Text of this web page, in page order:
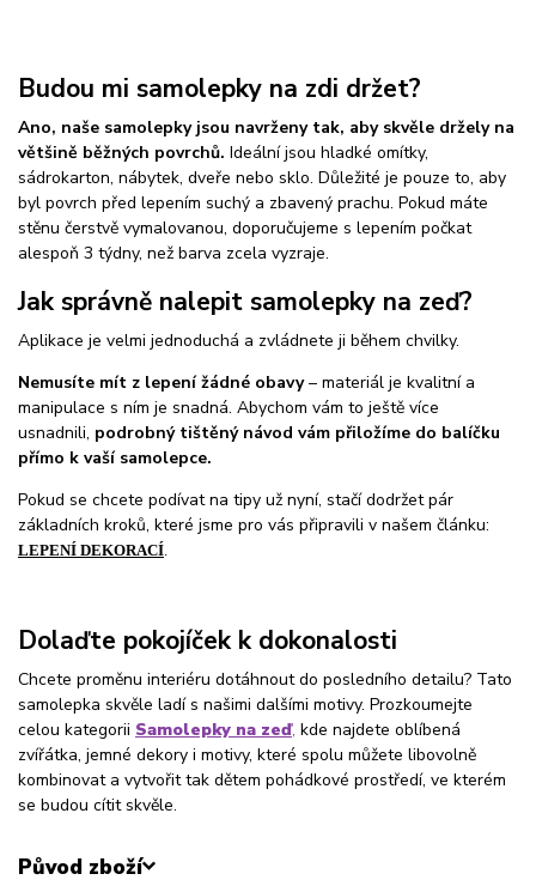
Budou mi samolepky na zdi držet?
Ano, naše samolepky jsou navrženy tak, aby skvěle držely na
většině běžných povrchů. Ideální jsou hladké omítky,
sádrokarton, nábytek, dveře nebo sklo. Důležité je pouze to, aby
byl povrch před lepením suchý a zbavený prachu. Pokud máte
stěnu čerstvě vymalovanou, doporučujeme s lepením počkat
alespoň 3 týdny, než barva zcela vyzraje.
Jak správně nalepit samolepky na zeď?
Aplikace je velmi jednoduchá a zvládnete ji během chvilky.
Nemusíte mít z lepení žádné obavy– materiál je kvalitní a
manipulace s ním je snadná. Abychom vám to ještě více
usnadnili, podrobný tištěný návod vám přiložíme do balíčku
přímo k vaší samolepce.
Pokud se chcete podívat na tipy už nyní, stačí dodržet pár
základních kroků, které jsme pro vás připravili v našem článku:
LEPENÍ DEKORACÍ
Dolaďte pokojíček k dokonalosti
Chcete proměnu interiéru dotáhnout do posledního detailu? Tato
samolepka skvěle ladí s našimi dalšími motivy. Prozkoumejte
celou kategorii Samolepky na zeď, kde najdete oblíbená
zvířátka, jemné dekory i motivy, které spolu můžete libovolně
kombinovat a vytvořit tak dětem pohádkové prostředí, ve kterém
se budou cítit skvěle.
Původ zboží